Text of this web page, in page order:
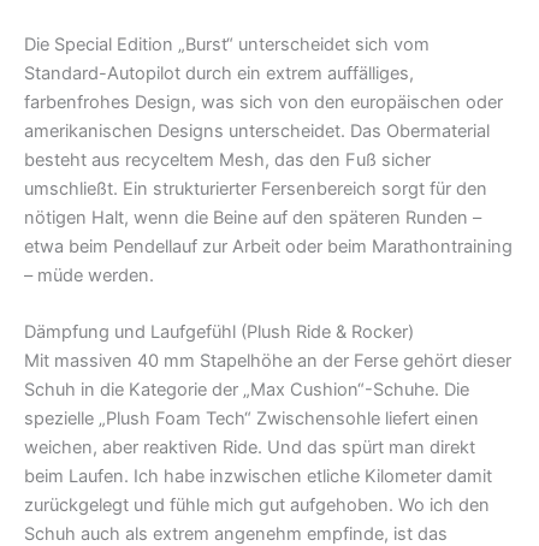
Die Special Edition „Burst“ unterscheidet sich vom
Standard-Autopilot durch ein extrem auffälliges,
farbenfrohes Design, was sich von den europäischen oder
amerikanischen Designs unterscheidet. Das Obermaterial
besteht aus recyceltem Mesh, das den Fuß sicher
umschließt. Ein strukturierter Fersenbereich sorgt für den
nötigen Halt, wenn die Beine auf den späteren Runden –
etwa beim Pendellauf zur Arbeit oder beim Marathontraining
– müde werden.
Dämpfung und Laufgefühl (Plush Ride & Rocker)
Mit massiven 40 mm Stapelhöhe an der Ferse gehört dieser
Schuh in die Kategorie der „Max Cushion“-Schuhe. Die
spezielle „Plush Foam Tech“ Zwischensohle liefert einen
weichen, aber reaktiven Ride. Und das spürt man direkt
beim Laufen. Ich habe inzwischen etliche Kilometer damit
zurückgelegt und fühle mich gut aufgehoben. Wo ich den
Schuh auch als extrem angenehm empfinde, ist das